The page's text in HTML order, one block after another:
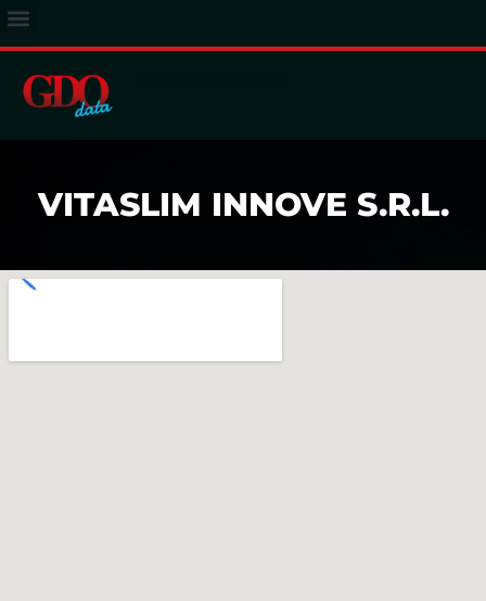
VITASLIM INNOVE S.R.L.